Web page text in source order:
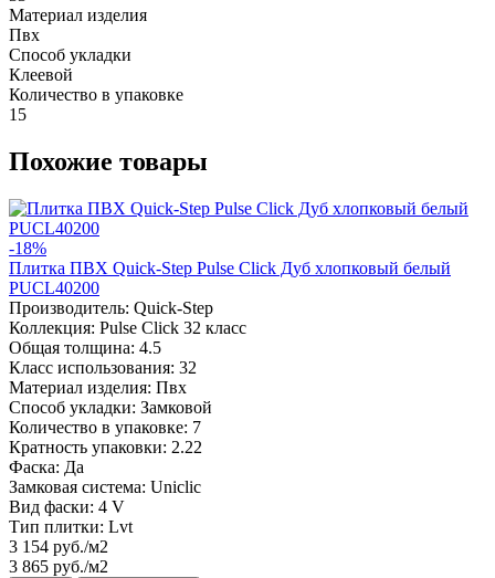
Материал изделия
Пвх
Способ укладки
Клеевой
Количество в упаковке
15
Похожие товары
-18%
Плитка ПВХ Quick-Step Pulse Click Дуб хлопковый белый
PUCL40200
Производитель: Quick-Step
Коллекция: Pulse Click 32 класс
Общая толщина: 4.5
Класс использования: 32
Материал изделия: Пвх
Способ укладки: Замковой
Количество в упаковке: 7
Кратность упаковки: 2.22
Фаска: Да
Замковая система: Uniclic
Вид фаски: 4 V
Тип плитки: Lvt
3 154 руб./м2
3 865 руб./м2